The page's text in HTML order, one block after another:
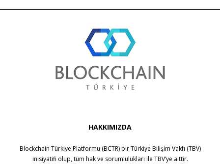
HAKKIMIZDA
Blockchain Türkiye Platformu (BCTR) birTürkiye Bilişim Vakfı (TBV)
inisiyatifi olup, tüm hak ve sorumlulukları ile TBV’ye aittir.